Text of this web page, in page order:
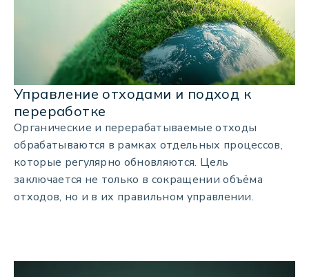
Управление отходами и подход к
переработке
Органические и перерабатываемые отходы
обрабатываются в рамках отдельных процессов,
которые регулярно обновляются. Цель
заключается не только в сокращении объёма
отходов, но и в их правильном управлении.